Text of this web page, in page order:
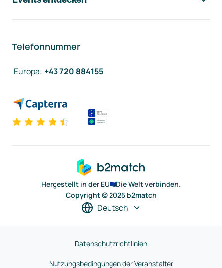
Telefonnummer
Europa: +43 720 884155
Hergestellt in der EU
Die Welt verbinden.
Copyright © 2025 b2match
Deutsch
Datenschutzrichtlinien
Nutzungsbedingungen der Veranstalter